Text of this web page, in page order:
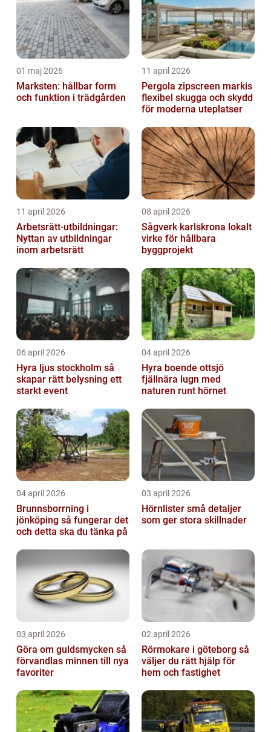
01 maj 2026
Marksten: hållbar form
och funktion i trädgården
11 april 2026
Pergola zipscreen markis
flexibel skugga och skydd
för moderna uteplatser
11 april 2026
Arbetsrätt-utbildningar:
Nyttan av utbildningar
inom arbetsrätt
08 april 2026
Sågverk karlskrona lokalt
virke för hållbara
byggprojekt
06 april 2026
Hyra ljus stockholm så
skapar rätt belysning ett
starkt event
04 april 2026
Hyra boende ottsjö
fjällnära lugn med
naturen runt hörnet
04 april 2026
Brunnsborrning i
jönköping så fungerar det
och detta ska du tänka på
03 april 2026
Hörnlister små detaljer
som ger stora skillnader
03 april 2026
Göra om guldsmycken så
förvandlas minnen till nya
favoriter
02 april 2026
Rörmokare i göteborg så
väljer du rätt hjälp för
hem och fastighet